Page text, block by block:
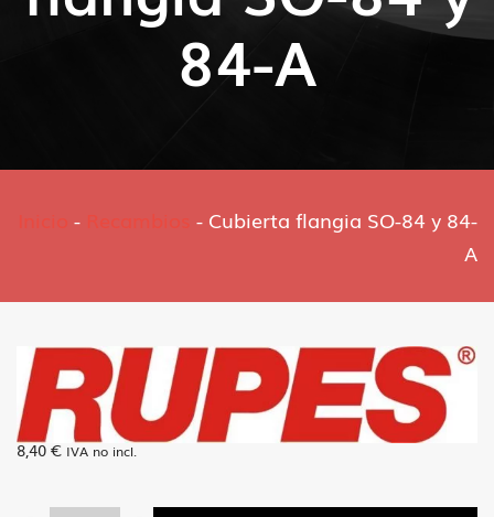
84-A
- - Cubierta flangia SO-84 y 84-
A
8,40 € IVA no incl.